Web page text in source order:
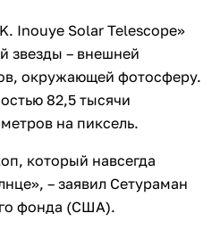
Inouye Solar Telescope»
звезды – внешней
окружающей фотосферу.
82,5 тысячи
на пиксель.
который навсегда
– заявил Сетураман
фонда (США).